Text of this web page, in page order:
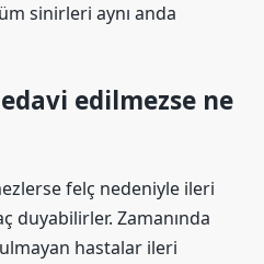
sinirleri aynı anda
edilmezse ne
felç nedeniyle ileri
duyabilirler. Zamanında
hastalar ileri